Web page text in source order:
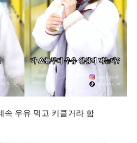
속 우유 먹고 키클거라 함